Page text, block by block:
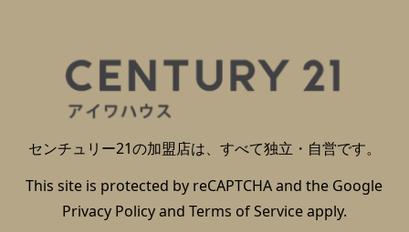
センチュリー21の加盟店は、すべて独立・自営です。
This site is protected by reCAPTCHA and the Google
Privacy Policyand Terms of Serviceapply.